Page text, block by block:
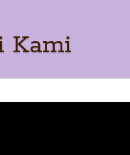
Kami